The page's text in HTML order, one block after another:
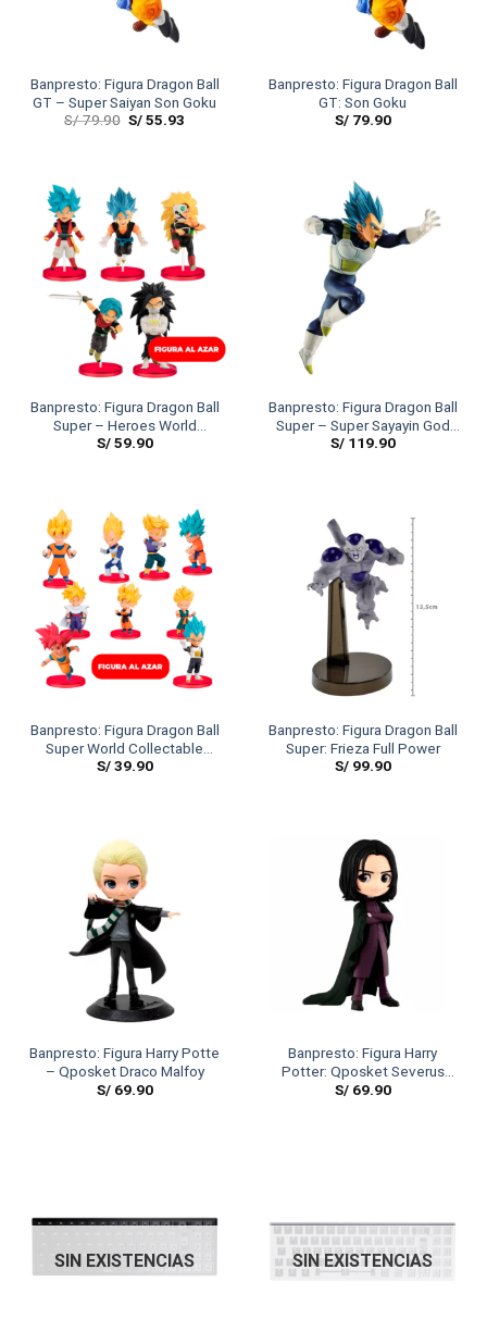
Banpresto: Figura Dragon Ball
GT – Super Saiyan Son Goku
S/79.90 S/55.93
Banpresto: Figura Dragon Ball
GT: Son Goku
S/79.90
Banpresto: Figura Dragon Ball
Super – Heroes World
Collectable Vol 4.
S/59.90
Banpresto: Figura Dragon Ball
Super – Super Sayayin God
Vegeta
S/119.90
Banpresto: Figura Dragon Ball
Super World Collectable
Series 7
S/39.90
Banpresto: Figura Dragon Ball
Super: Frieza Full Power
S/99.90
Banpresto: Figura Harry Potte
– Qposket Draco Malfoy
S/69.90
Banpresto: Figura Harry
Potter: Qposket Severus
Snape
S/69.90
SIN EXISTENCIAS SIN EXISTENCIAS